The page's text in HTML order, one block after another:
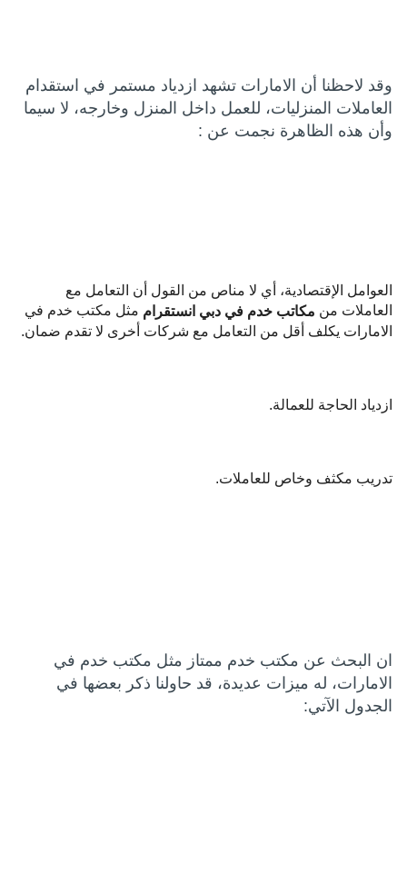
وقد لاحظنا أن الامارات تشهد ازدياد مستمر في استقدام
العاملات المنزليات، للعمل داخل المنزل وخارجه، لا سيما
وأن هذه الظاهرة نجمت عن :
العوامل الإقتصادية، أي لا مناص من القول أن التعامل مع
العاملات من مكاتب خدم في دبي انستقرام مثل مكتب خدم في
الامارات يكلف أقل من التعامل مع شركات أخرى لا تقدم ضمان.
ازدياد الحاجة للعمالة.
تدريب مكثف وخاص للعاملات.
ان البحث عن مكتب خدم ممتاز مثل مكتب خدم في
الامارات، له ميزات عديدة، قد حاولنا ذكر بعضها في
الجدول الآتي: